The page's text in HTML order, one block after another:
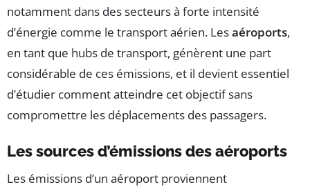
notamment dans des secteurs à forte intensité
d’énergie comme le transport aérien. Lesaéroports,
en tant que hubs de transport, génèrent une part
considérable de ces émissions, et il devient essentiel
d’étudier comment atteindre cet objectif sans
compromettre les déplacements des passagers.
Les sources d’émissions des aéroports
Les émissions d’un aéroport proviennent